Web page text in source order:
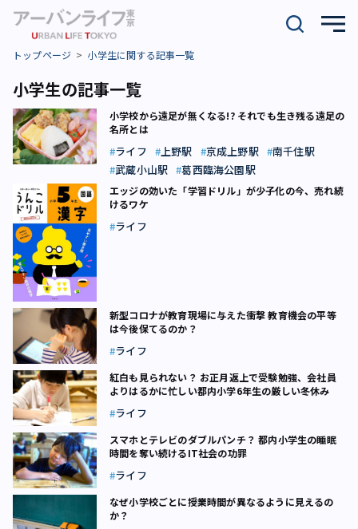
トップページ 小学生に関する記事一覧
小学生の記事一覧
小学校から遠足が無くなる!? それでも生き残る遠足の
名所とは
ライフ 上野駅 京成上野駅
南千住駅
武蔵小山駅
葛西臨海公園駅
エッジの効いた「学習ドリル」が少子化の今、売れ続
けるワケ
ライフ
新型コロナが教育現場に与えた衝撃 教育機会の平等
は今後保てるのか？
ライフ
紅白も見られない？ お正月返上で受験勉強、会社員
よりはるかに忙しい都内小学6年生の厳しい冬休み
ライフ
スマホとテレビのダブルパンチ？ 都内小学生の睡眠
時間を奪い続けるIT社会の功罪
ライフ
なぜ小学校ごとに授業時間が異なるように見えるの
か？